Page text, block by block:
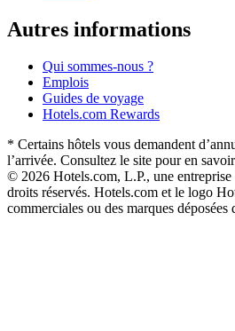
Autres informations
Qui sommes-nous ?
Emplois
Guides de voyage
Hotels.com Rewards
* Certains hôtels vous demandent
l’arrivée. Consultez le site pour en
© 2026 Hotels.com, L.P., une
droits réservés. Hotels.com et le logo
commerciales ou des marques